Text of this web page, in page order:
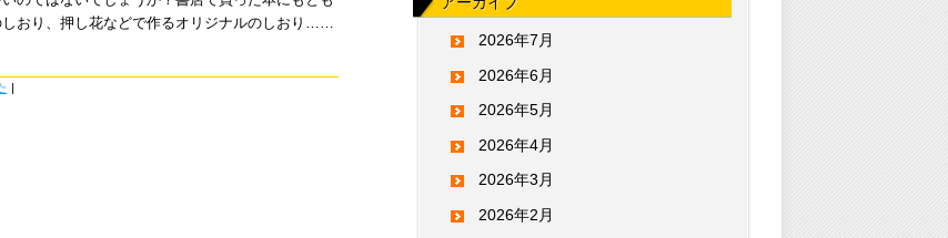
おり、押し花などで作るオリジナルのしおり……
|
2026年7月
2026年6月
2026年5月
2026年4月
2026年3月
2026年2月